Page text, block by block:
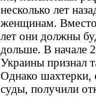
несколько лет
женщинам.
лет они должны
дольше. В начале
Украины признал
Однако
суды, получили